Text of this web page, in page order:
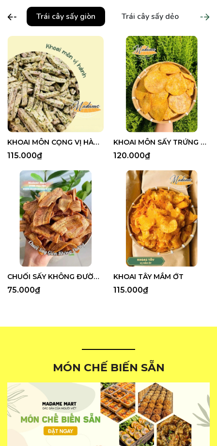
Trái cây sấy giòn Trái cây sấy dẻo
KHOAI MÔN CỌNG VỊ HÀNH
115.000₫
KHOAI MÔN SẤY TRỨNG MUỐI
120.000₫
CHUỐI SẤY KHÔNG ĐƯỜNG
75.000₫
KHOAI TÂY MẮM ỚT
115.000₫
MÓN CHẾ BIẾN SẴN